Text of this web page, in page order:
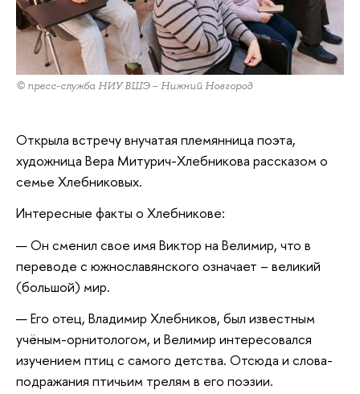
© пресс-служба НИУ ВШЭ – Нижний Новгород
Открыла встречу внучатая племянница поэта,
художница Вера Митурич-Хлебникова рассказом о
семье Хлебниковых.
Интересные факты о Хлебникове:
Он сменил свое имя Виктор на Велимир, что в
переводе с южнославянского означает – великий
(большой) мир.
Его отец, Владимир Хлебников, был известным
учёным-орнитологом, и Велимир интересовался
изучением птиц с самого детства. Отсюда и слова-
подражания птичьим трелям в его поэзии.